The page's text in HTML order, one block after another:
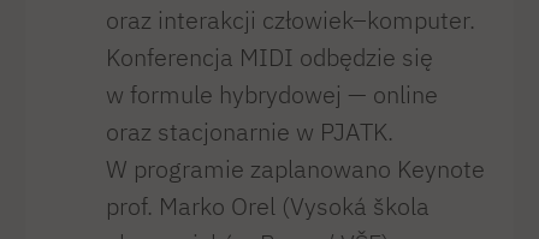
oraz interakcji człowiek–komputer.
Konferencja MIDI odbędzie się
w formule hybrydowej — online
oraz stacjonarnie w PJATK.
W programie zaplanowano Keynote
prof. Marko Orel (Vysoká škola